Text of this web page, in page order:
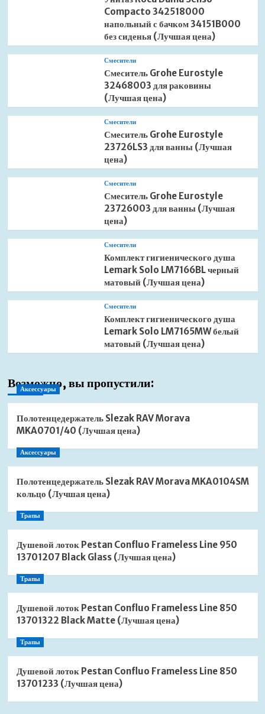
Compacto 342518000
напольный с бачком 34151B000
без сиденья (Лучшая цена)
Смесители
Смеситель Grohe Eurostyle
32468003 для раковины
(Лучшая цена)
Смесители
Смеситель Grohe Eurostyle
23726LS3 для ванны (Лучшая
цена)
Смесители
Смеситель Grohe Eurostyle
23726003 для ванны (Лучшая
цена)
Смесители
Комплект гигиенического душа
Lemark Solo LM7166BL черный
матовый (Лучшая цена)
Смесители
Комплект гигиенического душа
Lemark Solo LM7165MW белый
матовый (Лучшая цена)
Возможно, вы пропустили:
Аксессуары
Полотенцедержатель Slezak RAV Morava
MKA0701/40 (Лучшая цена)
Аксессуары
Полотенцедержатель Slezak RAV Morava MKA0104SM
кольцо (Лучшая цена)
Трапы
Душевой лоток Pestan Confluo Frameless Line 950
13701207 Black Glass (Лучшая цена)
Трапы
Душевой лоток Pestan Confluo Frameless Line 850
13701322 Black Matte (Лучшая цена)
Трапы
Душевой лоток Pestan Confluo Frameless Line 850
13701233 (Лучшая цена)